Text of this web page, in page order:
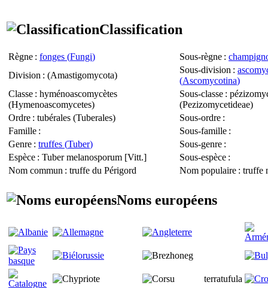
Classification
Règne : fonges (Fungi) Sous-règne :
Division : (Amastigomycota)
Sous-division :
(Ascomycotina)
Classe : hyménoascomycètes
(Hymenoascomycetes)
Sous-classe :
(Pezizomycetideae)
Ordre : tubérales (Tuberales) Sous-ordre :
Famille : Sous-famille :
Genre : truffes (Tuber) Sous-genre :
Espèce : Tuber melanosporum [Vitt.] Sous-espèce :
Nom commun : truffe du Périgord Nom populaire : truffe
Noms européens
terratufula